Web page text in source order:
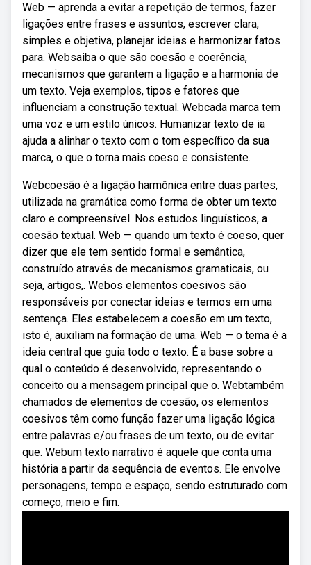
Web — aprenda a evitar a repetição de termos, fazer
ligações entre frases e assuntos, escrever clara,
simples e objetiva, planejar ideias e harmonizar fatos
para. Websaiba o que são coesão e coerência,
mecanismos que garantem a ligação e a harmonia de
um texto. Veja exemplos, tipos e fatores que
influenciam a construção textual. Webcada marca tem
uma voz e um estilo únicos. Humanizar texto de ia
ajuda a alinhar o texto com o tom específico da sua
marca, o que o torna mais coeso e consistente.
Webcoesão é a ligação harmônica entre duas partes,
utilizada na gramática como forma de obter um texto
claro e compreensível. Nos estudos linguísticos, a
coesão textual. Web — quando um texto é coeso, quer
dizer que ele tem sentido formal e semântica,
construído através de mecanismos gramaticais, ou
seja, artigos,. Webos elementos coesivos são
responsáveis por conectar ideias e termos em uma
sentença. Eles estabelecem a coesão em um texto,
isto é, auxiliam na formação de uma. Web — o tema é a
ideia central que guia todo o texto. É a base sobre a
qual o conteúdo é desenvolvido, representando o
conceito ou a mensagem principal que o. Webtambém
chamados de elementos de coesão, os elementos
coesivos têm como função fazer uma ligação lógica
entre palavras e/ou frases de um texto, ou de evitar
que. Webum texto narrativo é aquele que conta uma
história a partir da sequência de eventos. Ele envolve
personagens, tempo e espaço, sendo estruturado com
começo, meio e fim.